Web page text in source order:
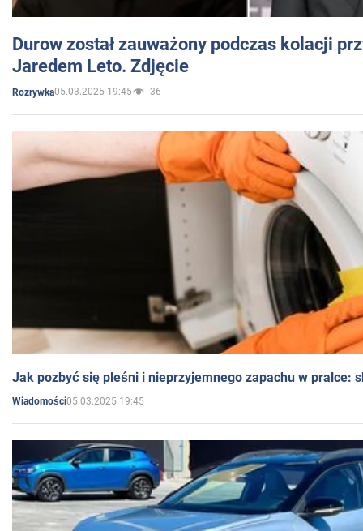
Durow został zauważony podczas kolacji
Jaredem Leto. Zdjęcie
Rozrywka05.03.2025 19:45 36
Jak pozbyć się pleśni i nieprzyjemnego zapachu w pralce:
Wiadomości05.03.2025 19:45